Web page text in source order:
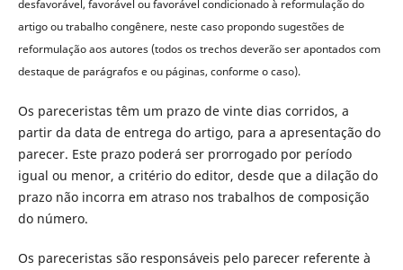
desfavorável, favorável ou favorável condicionado à reformulação do
artigo ou trabalho congênere, neste caso propondo sugestões de
reformulação aos autores (todos os trechos deverão ser apontados com
destaque de parágrafos e ou páginas, conforme o caso).
Os pareceristas têm um prazo de vinte dias corridos, a
partir da data de entrega do artigo, para a apresentação do
parecer. Este prazo poderá ser prorrogado por período
igual ou menor, a critério do editor, desde que a dilação do
prazo não incorra em atraso nos trabalhos de composição
do número.
Os pareceristas são responsáveis pelo parecer referente à